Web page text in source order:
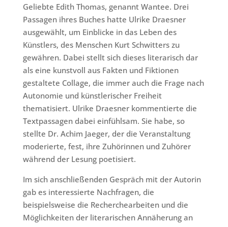
Geliebte Edith Thomas, genannt Wantee. Drei
Passagen ihres Buches hatte Ulrike Draesner
ausgewählt, um Einblicke in das Leben des
Künstlers, des Menschen Kurt Schwitters zu
gewähren. Dabei stellt sich dieses literarisch dar
als eine kunstvoll aus Fakten und Fiktionen
gestaltete Collage, die immer auch die Frage nach
Autonomie und künstlerischer Freiheit
thematisiert. Ulrike Draesner kommentierte die
Textpassagen dabei einfühlsam. Sie habe, so
stellte Dr. Achim Jaeger, der die Veranstaltung
moderierte, fest, ihre Zuhörinnen und Zuhörer
während der Lesung poetisiert.
Im sich anschließenden Gespräch mit der Autorin
gab es interessierte Nachfragen, die
beispielsweise die Recherchearbeiten und die
Möglichkeiten der literarischen Annäherung an